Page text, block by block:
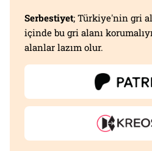
Serbestiyet; Türkiye'nin gri
içinde bu gri alanı
alanlar lazım olur.